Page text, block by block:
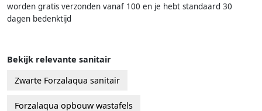
worden gratis verzonden vanaf 100 en je hebt standaard 30
dagen bedenktijd
Bekijk relevante sanitair
Zwarte Forzalaqua sanitair
Forzalaqua opbouw wastafels